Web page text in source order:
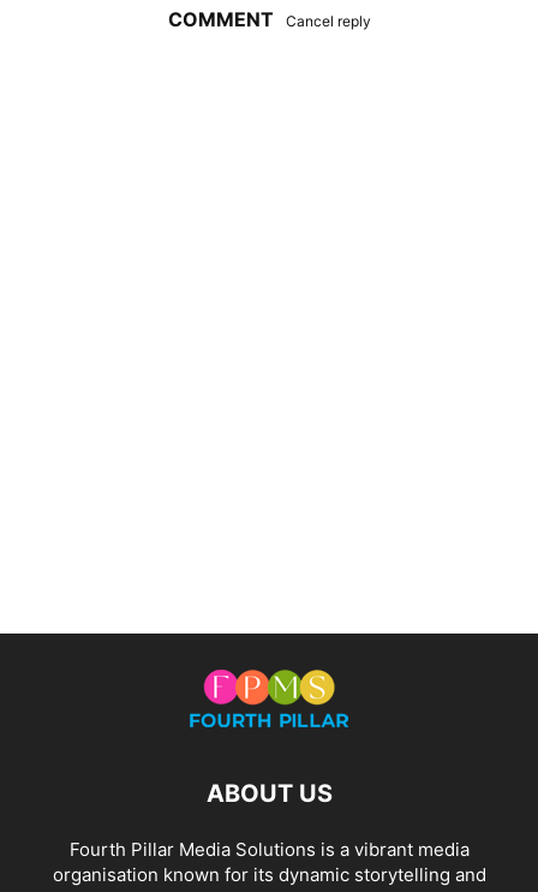
COMMENT Cancel reply
ABOUT US
Fourth Pillar Media Solutions is a vibrant media
organisation known for its dynamic storytelling and